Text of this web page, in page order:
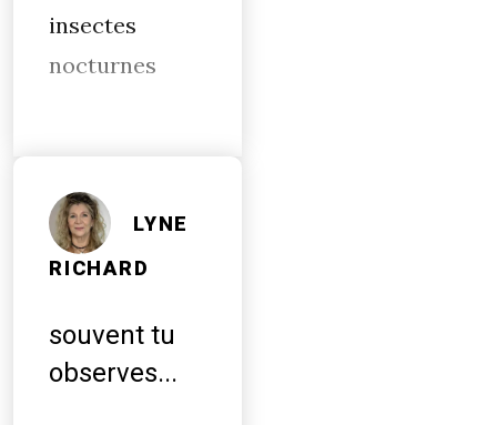
insectes
nocturnes
LYNE
RICHARD
souvent tu
observes...